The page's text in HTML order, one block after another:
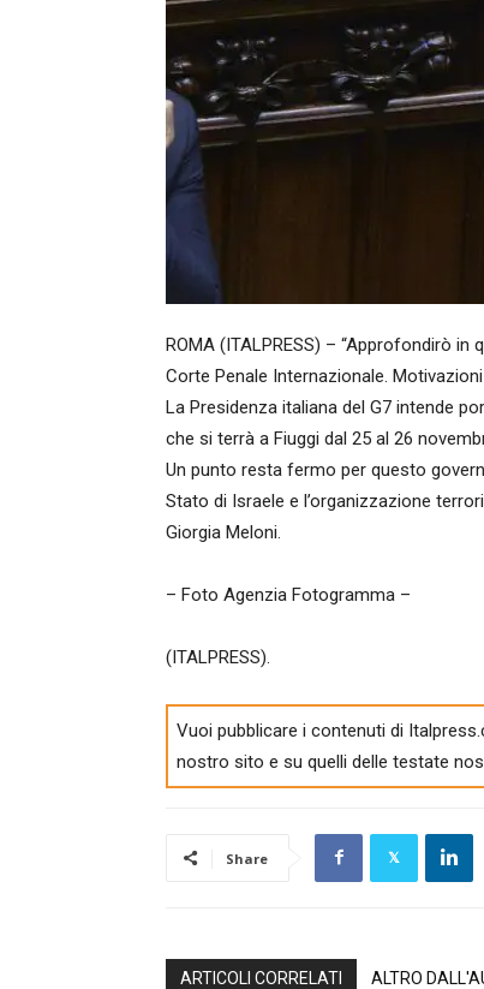
ROMA (ITALPRESS) – “Approfondirò
Corte Penale Internazionale.
La Presidenza italiana del G7 intende
che si terrà a Fiuggi dal 25 al 26
Un punto resta fermo per questo
Stato di Israele e l’organizzazione
Giorgia Meloni.
– Foto Agenzia Fotogramma –
(ITALPRESS).
Vuoi pubblicare i contenuti di
nostro sito e su quelli delle testate
Share
ARTICOLI CORRELATI ALTRO